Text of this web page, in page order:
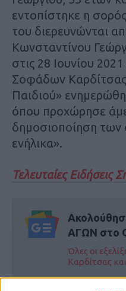
εντοπίστηκε η
του διερευνώνται
Κωνσταντίνου
στις 28 Ιουνίου
Σοφάδων
Παιδιού»
όπου προχώρησε
δημοσιοποίηση των
ενήλικα».
Τελευταίες Ειδήσεις
ΑΓΩΝ στο
Όλες οι
Καρδίτσας